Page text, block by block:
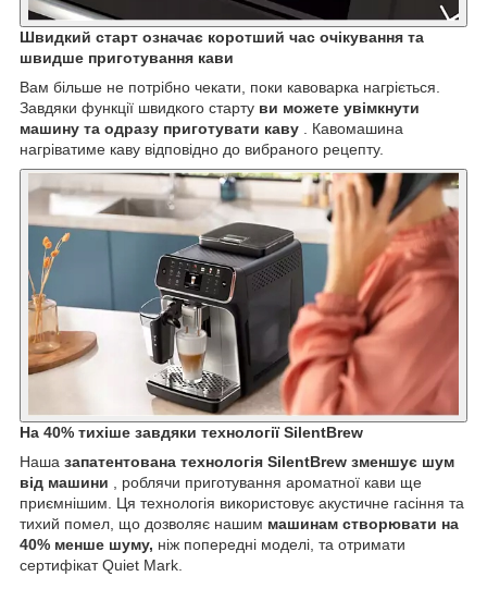
Швидкий старт означає коротший час очікування та
швидше приготування кави
Вам більше не потрібно чекати, поки кавоварка нагріється.
Завдяки функції швидкого старту ви можете увімкнути
машину та одразу приготувати каву . Кавомашина
нагріватиме каву відповідно до вибраного рецепту.
На 40% тихіше завдяки технології SilentBrew
Наша запатентована технологія SilentBrew зменшує шум
від машини , роблячи приготування ароматної кави ще
приємнішим. Ця технологія використовує акустичне гасіння та
тихий помел, що дозволяє нашим машинам створювати на
40% менше шуму, ніж попередні моделі, та отримати
сертифікат Quiet Mark.